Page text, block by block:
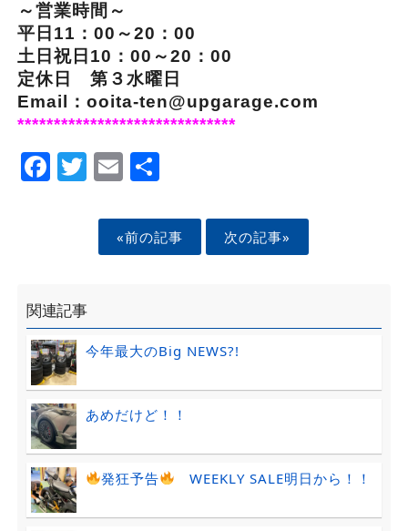
～営業時間～
平日11：00～20：00
土日祝日10：00～20：00
定休日 第３水曜日
Email：ooita-ten@upgarage.com
******************************
Facebook
Twitter
EmailShare
«前の記事 次の記事»
関連記事
今年最大のBig NEWS?!
あめだけど！！
発狂予告 WEEKLY SALE明日から！！